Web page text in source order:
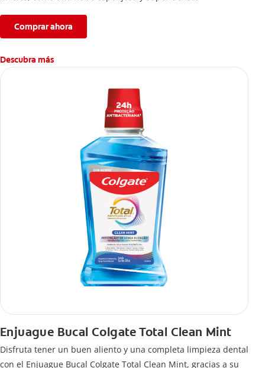
Comprar ahora
Descubra más
Enjuague Bucal Colgate Total Clean Mint
Disfruta tener un buen aliento y una completa limpieza dental
con el Enjuague Bucal Colgate Total Clean Mint, gracias a su